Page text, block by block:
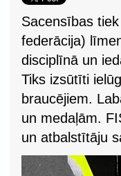
Sacensības
federācija)
disciplīnā un
Tiks izsūtīti
braucējiem.
un medaļām.
un atbalstītāju